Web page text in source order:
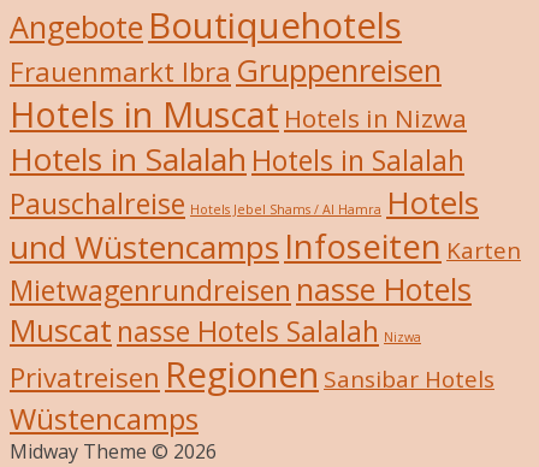
Angebote Boutiquehotels
Frauenmarkt Ibra Gruppenreisen
Hotels in Muscat Hotels in Nizwa
Hotels in Salalah Hotels in Salalah
Pauschalreise Hotels Jebel Shams / Al Hamra Hotels
und Wüstencamps Infoseiten Karten
Mietwagenrundreisen nasse Hotels
Muscat nasse Hotels Salalah Nizwa
Privatreisen Regionen Sansibar Hotels
Wüstencamps
Midway Theme © 2026